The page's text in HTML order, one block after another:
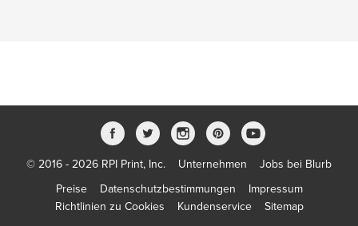
© 2016 - 2026 RPI Print, Inc. Unternehmen
Jobs bei Blurb
Preise
Datenschutzbestimmungen
Impressum
Richtlinien zu Cookies
Kundenservice Sitemap